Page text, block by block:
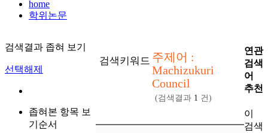
home
학위논문
검색결과 좁혀 보기
선택해제
좁혀본 항목 보
기순서
검색키워드 주제어 :
Machizukuri
Council
(검색결과 1 건)
연관
검색
어
추천
이
검색